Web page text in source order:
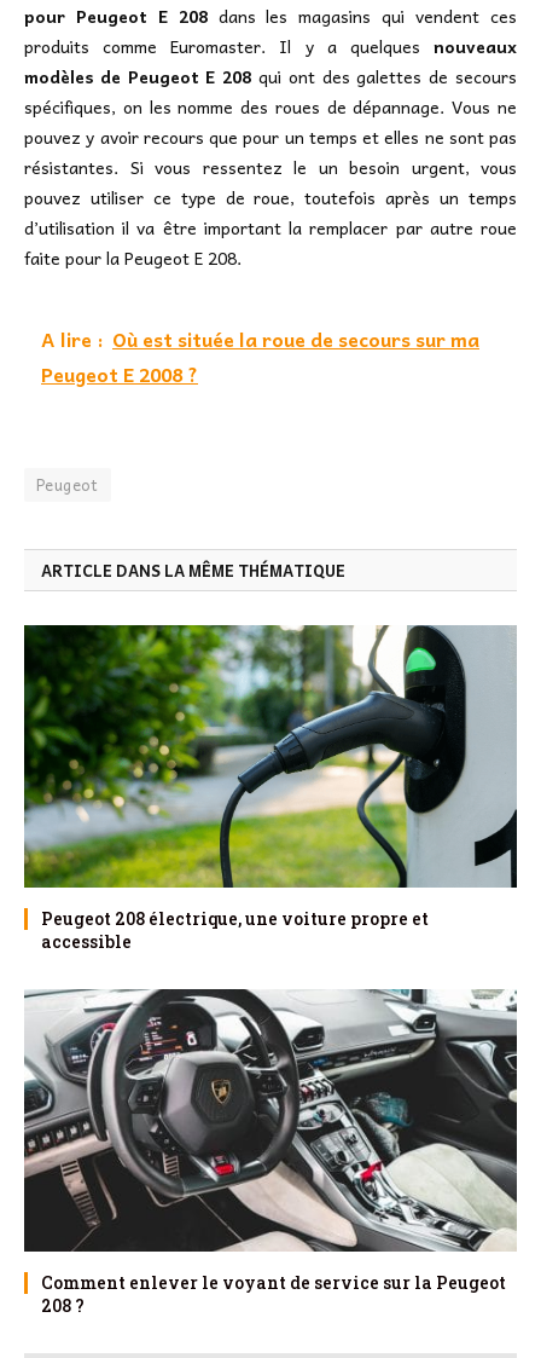
pour Peugeot E 208dans les magasins qui vendent ces
produits comme Euromaster. Il y a quelques nouveaux
modèles de Peugeot E 208 qui ont des galettes de secours
spécifiques, on les nomme des roues de dépannage. Vous ne
pouvez y avoir recours que pour un temps et elles ne sont pas
résistantes. Si vous ressentez le un besoin urgent, vous
pouvez utiliser ce type de roue, toutefois après un temps
d’utilisation il va être important la remplacer par autre roue
faite pour la Peugeot E 208.
A lire : Où est située la roue de secours sur ma
Peugeot E 2008 ?
Peugeot
ARTICLE DANS LA MÊME THÉMATIQUE
Peugeot 208 électrique, une voiture propre et
accessible
Comment enlever le voyant de service sur la Peugeot
208 ?